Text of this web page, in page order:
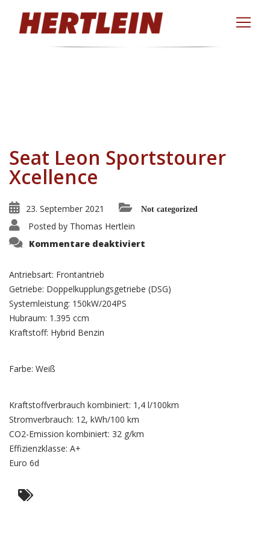
Seat Leon Sportstourer
Xcellence
23. September 2021 Not categorized
Posted by Thomas Hertlein
Kommentare deaktiviert
Antriebsart: Frontantrieb
Getriebe: Doppelkupplungsgetriebe (DSG)
Systemleistung: 150kW/204PS
Hubraum: 1.395 ccm
Kraftstoff: Hybrid Benzin
Farbe: Weiß
Kraftstoffverbrauch kombiniert: 1,4 l/100km
Stromverbrauch: 12, kWh/100 km
CO2-Emission kombiniert: 32 g/km
Effizienzklasse: A+
Euro 6d